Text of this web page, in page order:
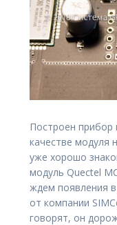
Построен прибор
качестве модуля
уже хорошо
модуль Quectel
ждем появления в
от компании
говорят, он